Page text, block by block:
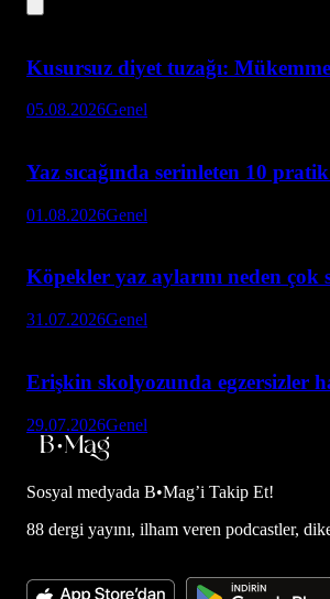
Kusursuz diyet tuzağı:
05.08.2026Genel
Yaz sıcağında serinleten 10
01.08.2026Genel
Köpekler yaz aylarını neden çok
31.07.2026Genel
Erişkin skolyozunda egzersizler
29.07.2026Genel
Sosyal medyada B•Mag’i Takip Et!
88 dergi yayını, ilham veren podcastler,